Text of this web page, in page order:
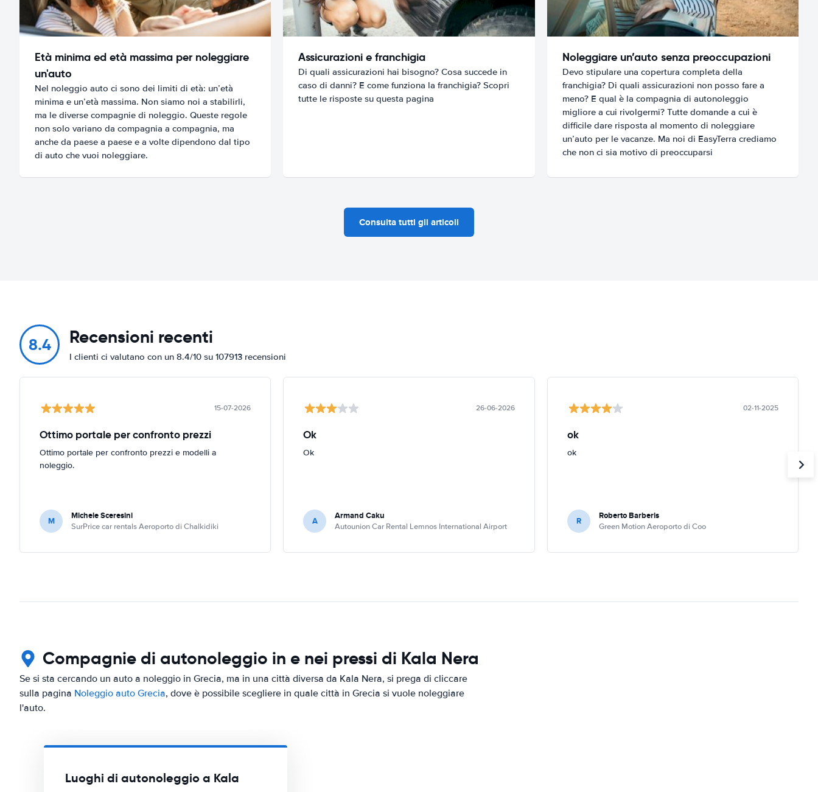
Età minima ed età massima per noleggiare
un'auto
Nel noleggio auto ci sono dei limiti di età: un’età
minima e un’età massima. Non siamo noi a stabilirli,
ma le diverse compagnie di noleggio. Queste regole
non solo variano da compagnia a compagnia, ma
anche da paese a paese e a volte dipendono dal tipo
di auto che vuoi noleggiare.
Assicurazioni e franchigia
Di quali assicurazioni hai bisogno? Cosa succede in
caso di danni? E come funziona la franchigia? Scopri
tutte le risposte su questa pagina
Noleggiare un’auto senza preoccupazioni
Devo stipulare una copertura completa della
franchigia? Di quali assicurazioni non posso fare a
meno? E qual è la compagnia di autonoleggio
migliore a cui rivolgermi? Tutte domande a cui è
difficile dare risposta al momento di noleggiare
un’auto per le vacanze. Ma noi di EasyTerra crediamo
che non ci sia motivo di preoccuparsi
Consulta tutti gli articoli
8.4 Recensioni recenti
I clienti ci valutano con un 8.4/10 su 107913 recensioni
15-07-2026
Ottimo portale per confronto prezzi
Ottimo portale per confronto prezzi e modelli a
noleggio.
M Michele Sceresini
SurPrice car rentals Aeroporto di Chalkidiki
26-06-2026
Ok
Ok
A Armand Caku
Autounion Car Rental Lemnos International Airport
02-11-2025
ok
ok
R Roberto Barberis
Green Motion Aeroporto di Coo
Compagnie di autonoleggio in e nei pressi di Kala Nera
Se si sta cercando un auto a noleggio in Grecia, ma in una città diversa da Kala Nera, si prega di cliccare
sulla pagina Noleggio auto Grecia, dove è possibile scegliere in quale città in Grecia si vuole noleggiare
l'auto.
Luoghi di autonoleggio a Kala